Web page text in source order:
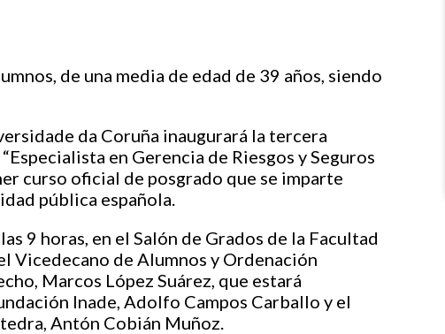
de una media de edad de 39 años, siendo
da Coruña inaugurará la tercera
en Gerencia de Riesgos y Seguros
curso oficial de posgrado que se imparte
pública española.
9 horas, en el Salón de Grados de la Facultad
Vicedecano de Alumnos y Ordenación
Marcos López Suárez, que estará
Inade, Adolfo Campos Carballo y el
Antón Cobián Muñoz.